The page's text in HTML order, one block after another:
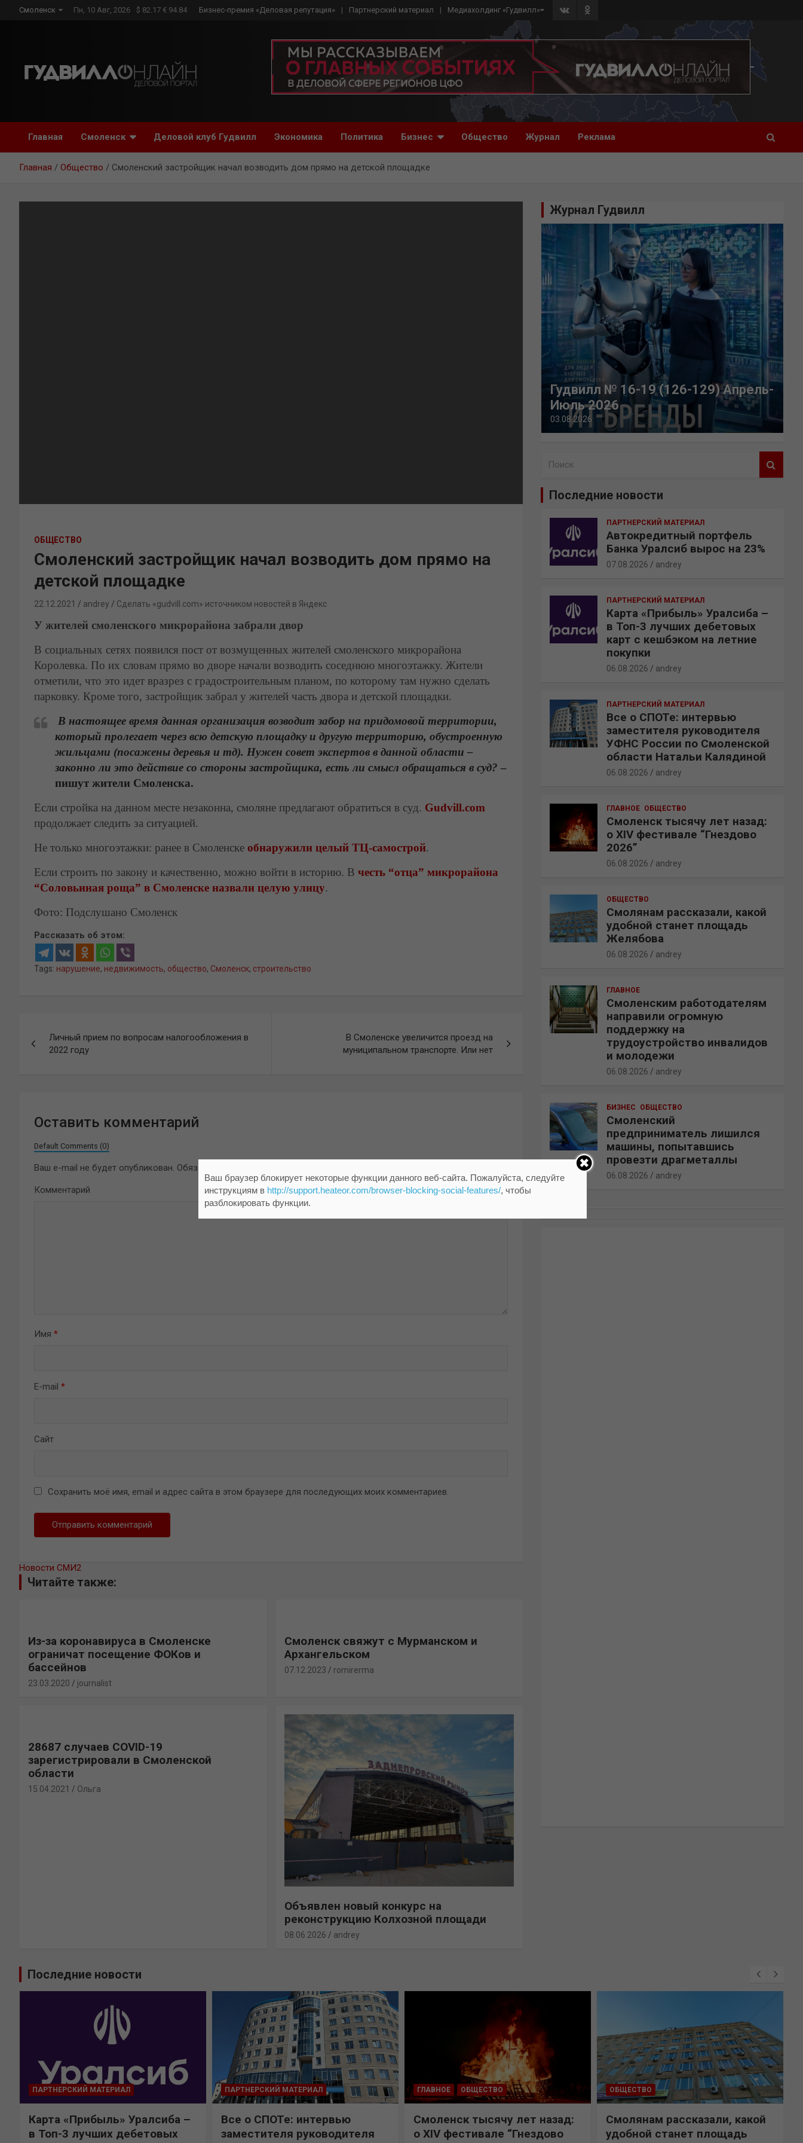
Смоленск Пн, 10 Авг, 2026 $ 82.17 € 94.84 Бизнес-премия «Деловая репутация» Партнерский материал Медиахолдинг «Гудвилл»
Главная Смоленск Деловой клуб Гудвилл Экономика Политика Бизнес Общество Журнал Реклама
Главная Общество Смоленский застройщик начал возводить дом прямо на детской площадке
ОБЩЕСТВО
Смоленский застройщик начал возводить дом прямо на
детской площадке
22.12.2021 andrey Сделать «gudvill.com» источником новостей в Яндекс
У жителей смоленского микрорайона забрали двор
В социальных сетях появился пост от возмущенных жителей смоленского микрорайона
Королевка. По их словам прямо во дворе начали возводить соседнюю многоэтажку. Жители
отметили, что это идет вразрез с градостроительным планом, по которому там нужно сделать
парковку. Кроме того, застройщик забрал у жителей часть двора и детской площадки.
В настоящее время данная организация возводит забор на придомовой территории,
который пролегает через всю детскую площадку и другую территорию, обустроенную
жильцами (посажены деревья и тд). Нужен совет экспертов в данной области –
законно ли это действие со стороны застройщика, есть ли смысл обращаться в суд? –
пишут жители Смоленска.
Если стройка на данном месте незаконна, смоляне предлагают обратиться в суд. Gudvill.com
продолжает следить за ситуацией.
Не только многоэтажки: ранее в Смоленске обнаружили целый ТЦ-самострой.
Если строить по закону и качественно, можно войти в историю. В честь “отца” микрорайона
“Соловьиная роща” в Смоленске назвали целую улицу.
Фото: Подслушано Смоленск
Рассказать об этом:
Tags: нарушение, недвижимость, общество, Смоленск, строительство
по
Личный прием по вопросам налогообложения в
2022 году
В Смоленске увеличится проезд на
муниципальном транспорте. Или нет
Оставить комментарий
Default Comments (0)
Ваш e-mail не будет опубликован. Обязательные поля помечены
Комментарий
Имя *
E-mail *
Сайт
Сохранить моё имя, email и адрес сайта в этом браузере для последующих моих комментариев.
Новости СМИ2
Читайте также:
Из-за коронавируса в Смоленске
ограничат посещение ФОКов и
бассейнов
23.03.2020 journalist
Смоленск свяжут с Мурманском и
Архангельском
07.12.2023 romirerma
28687 случаев COVID-19
зарегистрировали в Смоленской
области
15.04.2021 Ольга
Объявлен новый конкурс на
реконструкцию Колхозной площади
08.06.2026 andrey
Журнал Гудвилл
Гудвилл № 16-19 (126-129) Апрель-
Июль 2026
03.08.2026
Последние новости
ПАРТНЕРСКИЙ МАТЕРИАЛ
Автокредитный портфель
Банка Уралсиб вырос на 23%
07.08.2026 andrey
ПАРТНЕРСКИЙ МАТЕРИАЛ
Карта «Прибыль» Уралсиба –
в Топ-3 лучших дебетовых
карт с кешбэком на летние
покупки
06.08.2026 andrey
ПАРТНЕРСКИЙ МАТЕРИАЛ
Все о СПОТе: интервью
заместителя руководителя
УФНС России по Смоленской
области Натальи Калядиной
06.08.2026 andrey
ГЛАВНОЕ ОБЩЕСТВО
Смоленск тысячу лет назад:
о XIV фестивале “Гнездово
2026”
06.08.2026 andrey
ОБЩЕСТВО
Смолянам рассказали, какой
удобной станет площадь
Желябова
06.08.2026 andrey
ГЛАВНОЕ
Смоленским работодателям
направили огромную
поддержку на
трудоустройство инвалидов
и молодежи
06.08.2026 andrey
БИЗНЕС ОБЩЕСТВО
Смоленский
предприниматель лишился
машины, попытавшись
провезти драгметаллы
06.08.2026 andrey
Последние новости
ПАРТНЕРСКИЙ МАТЕРИАЛ
Карта «Прибыль» Уралсиба –
в Топ-3 лучших дебетовых
ПАРТНЕРСКИЙ МАТЕРИАЛ
Все о СПОТе: интервью
заместителя руководителя
ГЛАВНОЕ ОБЩЕСТВО
Смоленск тысячу лет назад:
о XIV фестивале “Гнездово
ОБЩЕСТВО
Смолянам рассказали, какой
удобной станет площадь
Ваш браузер блокирует некоторые функции данного веб-сайта. Пожалуйста, следуйте
инструкциям в http://support.heateor.com/browser-blocking-social-features/, чтобы
разблокировать функции.